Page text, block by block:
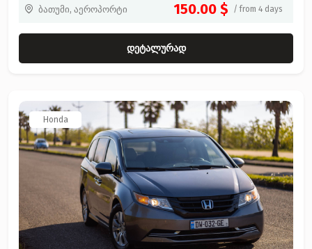
ბათუმი, აეროპორტი 150.00 $ / from 4 days
დეტალურად
Honda